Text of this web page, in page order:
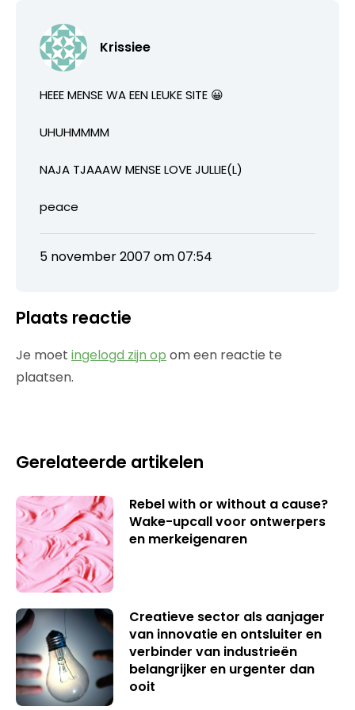
Krissiee
HEEE MENSE WA EEN LEUKE SITE 😀
UHUHMMMM
NAJA TJAAAW MENSE LOVE JULLIE(L)
peace
5 november 2007 om 07:54
Plaats reactie
Je moet ingelogd zijn op om een reactie te
plaatsen.
Gerelateerde artikelen
Rebel with or without a cause?
Wake-upcall voor ontwerpers
en merkeigenaren
Creatieve sector als aanjager
van innovatie en ontsluiter en
verbinder van industrieën
belangrijker en urgenter dan
ooit